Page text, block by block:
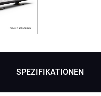
SPEZIFIKATIONEN